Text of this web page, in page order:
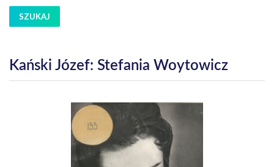
SZUKAJ
Kański Józef: Stefania Woytowicz